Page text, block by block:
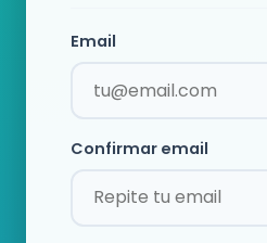
Email
Confirmar email